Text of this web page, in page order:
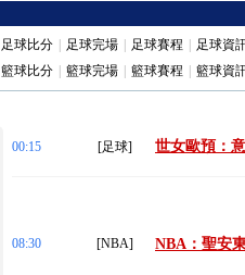
足球比分 足球完場 足球賽程
足球資
籃球比分
籃球完場 籃球賽程 籃球資
00:15 [足球] 世女歐預：
08:30 [NBA] NBA：聖安